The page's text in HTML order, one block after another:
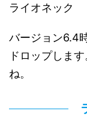
ライオネック
バージョン6.4
ドロップしま
ね。